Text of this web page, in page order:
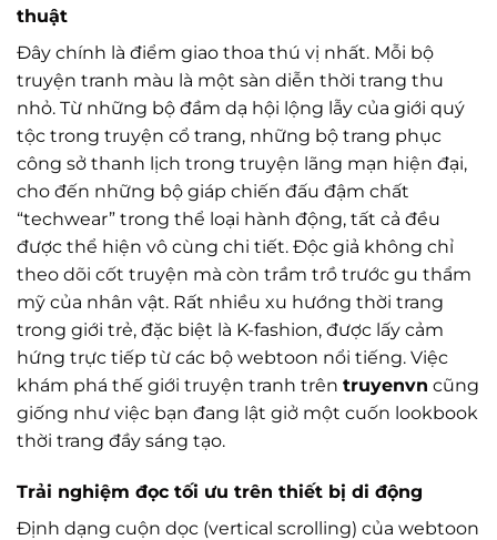
thuật
Đây chính là điểm giao thoa thú vị nhất. Mỗi bộ
truyện tranh màu là một sàn diễn thời trang thu
nhỏ. Từ những bộ đầm dạ hội lộng lẫy của giới quý
tộc trong truyện cổ trang, những bộ trang phục
công sở thanh lịch trong truyện lãng mạn hiện đại,
cho đến những bộ giáp chiến đấu đậm chất
“techwear” trong thể loại hành động, tất cả đều
được thể hiện vô cùng chi tiết. Độc giả không chỉ
theo dõi cốt truyện mà còn trầm trồ trước gu thẩm
mỹ của nhân vật. Rất nhiều xu hướng thời trang
trong giới trẻ, đặc biệt là K-fashion, được lấy cảm
hứng trực tiếp từ các bộ webtoon nổi tiếng. Việc
khám phá thế giới truyện tranh trên truyenvn cũng
giống như việc bạn đang lật giở một cuốn lookbook
thời trang đầy sáng tạo.
Trải nghiệm đọc tối ưu trên thiết bị di động
Định dạng cuộn dọc (vertical scrolling) của webtoon